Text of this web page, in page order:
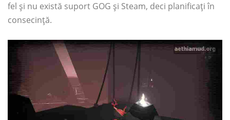
fel și nu există suport GOG și Steam, deci planificați în
consecință.